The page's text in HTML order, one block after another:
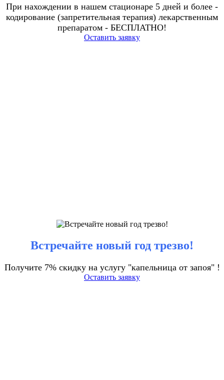
При нахождении в нашем стационаре 5 дней и более -
кодирование (запретительная терапия) лекарственным
препаратом - БЕСПЛАТНО!
Оставить заявку
Встречайте новый год трезво!
Получите 7% скидку на услугу "капельница от запоя" !
Оставить заявку